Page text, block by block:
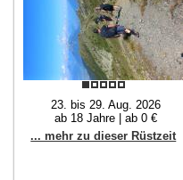
23. bis 29. Aug. 2026
ab 18 Jahre | ab 0 €
... mehr zu dieser Rüstzeit